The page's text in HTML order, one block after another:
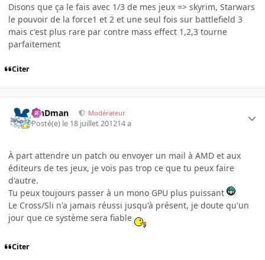
Disons que ça le fais avec 1/3 de mes jeux => skyrim, Starwars
le pouvoir de la force1 et 2 et une seul fois sur battlefield 3
mais c'est plus rare par contre mass effect 1,2,3 tourne
parfaitement
Citer
RinDman Modérateur
Posté(e) le 18 juillet 201214 a
À part attendre un patch ou envoyer un mail à AMD et aux
éditeurs de tes jeux, je vois pas trop ce que tu peux faire
d'autre.
Tu peux toujours passer à un mono GPU plus puissant
Le Cross/Sli n'a jamais réussi jusqu'à présent, je doute qu'un
jour que ce système sera fiable
Citer